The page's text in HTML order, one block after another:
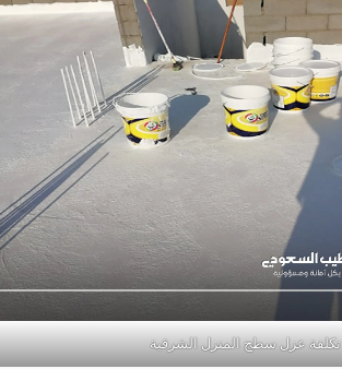
تكلفة عزل سطح المنزل الشرقية